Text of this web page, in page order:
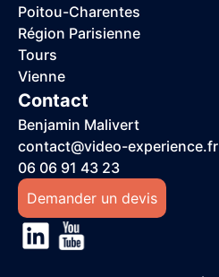
Poitou-Charentes
Région Parisienne
Tours
Vienne
Contact
Benjamin Malivert
contact@video-experience.fr
06 06 91 43 23
Demander un devis